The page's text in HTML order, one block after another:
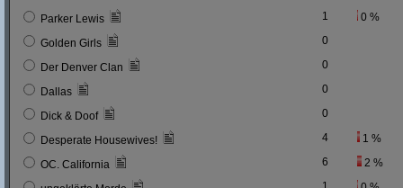
Parker Lewis 1 0 %
Golden Girls 0
Der Denver Clan 0
Dallas 0
Dick & Doof 0
Desperate Housewives! 4 1 %
OC. California 6 2 %